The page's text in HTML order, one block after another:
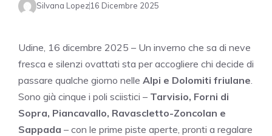
Silvana Lopez16 Dicembre 2025
Udine, 16 dicembre 2025 – Un inverno che sa di neve
fresca e silenzi ovattati sta per accogliere chi decide di
passare qualche giorno nelle Alpi e Dolomiti friulane
Sono già cinque i poli sciistici – Tarvisio, Forni di
Sopra, Piancavallo, Ravascletto-Zoncolan e
Sappada – con le prime piste aperte, pronti a regalare